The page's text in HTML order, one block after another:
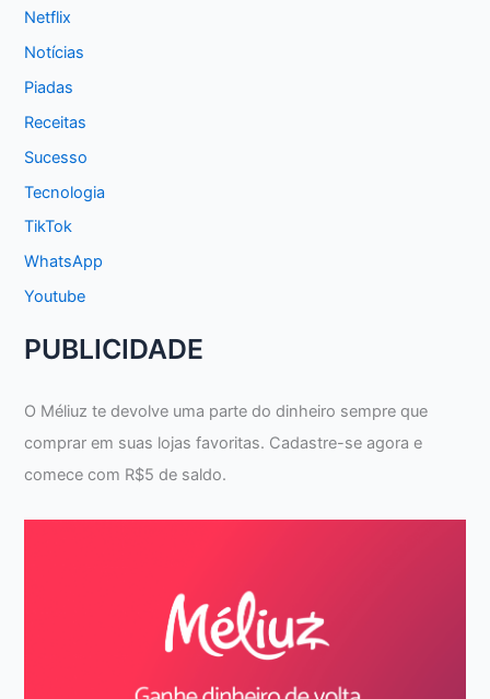
Netflix
Notícias
Piadas
Receitas
Sucesso
Tecnologia
TikTok
WhatsApp
Youtube
PUBLICIDADE
O Méliuz te devolve uma parte do dinheiro sempre que
comprar em suas lojas favoritas. Cadastre-se agora e
comece com R$5 de saldo.